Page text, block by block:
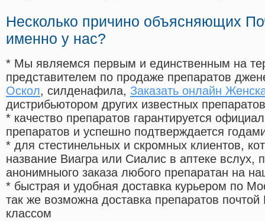
Несколько причино объясняющих
именно у нас?
* Мы являемся первым и единственным на
представителем по продаже препаратов
Оскол, силденафила, Заказать онлайн
дистрибьютором других известных препаратов
* качество препаратов гарантируется
препаратов и успешно подтверждается
* для стестинельных и скромных клиентов,
название Виагра или Сиалис в аптеке вслух,
анонимныого заказа любого препаратан на
* быстрая и удобная доставка курьером по
так же возможна доставка препаратов
классом